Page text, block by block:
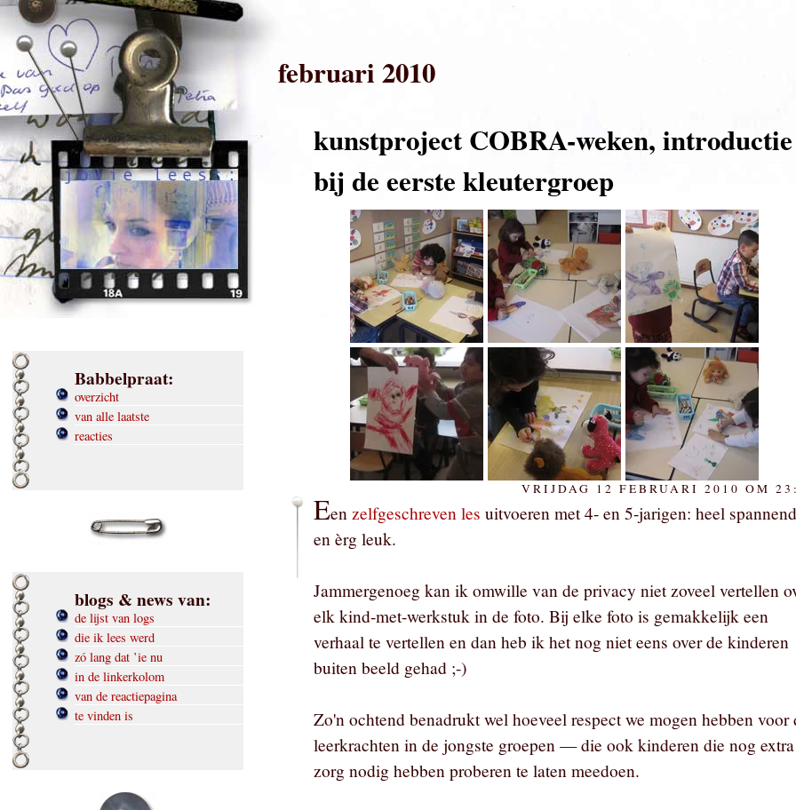
Babbelpraat:
overzicht
van alle laatste
reacties
blogs & news van:
de lijst van logs
die ik lees werd
zó lang dat ’ie nu
in de linkerkolom
van de reactiepagina
te vinden is
februari 2010
kunstproject COBRA-weken, introductie
bij de eerste kleutergroep
VRIJDAG 12 FEBRUARI 2010 OM
Een zelfgeschreven les uitvoeren met 4- en 5-jarigen: heel spannend
en èrg leuk.
Jammergenoeg kan ik omwille van de privacy niet zoveel vertellen
elk kind-met-werkstuk in de foto. Bij elke foto is gemakkelijk een
verhaal te vertellen en dan heb ik het nog niet eens over de kinderen
buiten beeld gehad ;-)
Zo'n ochtend benadrukt wel hoeveel respect we mogen hebben voor
leerkrachten in de jongste groepen — die ook kinderen die nog extra
zorg nodig hebben proberen te laten meedoen.